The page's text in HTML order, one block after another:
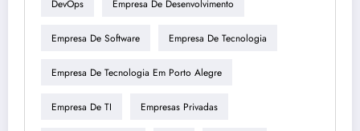
DevOps Empresa De Desenvolvimento
Empresa De Software Empresa De Tecnologia
Empresa De Tecnologia Em Porto Alegre
Empresa De TI Empresas Privadas